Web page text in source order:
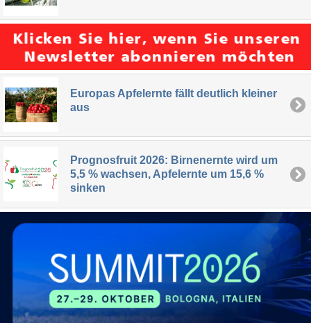
Europas Apfelernte fällt deutlich kleiner
aus
Prognosfruit 2026: Birnenernte wird um
5,5 % wachsen, Apfelernte um 15,6 %
sinken